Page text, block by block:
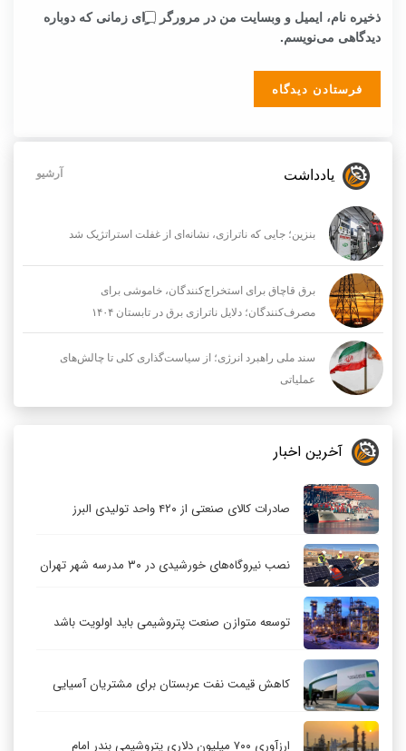
ذخیره نام، ایمیل و وبسایت من در مرورگر برای زمانی که دوباره
دیدگاهی می‌نویسم.
یادداشت آرشیو
بنزین؛ جایی که ناترازی، نشانه‌ای از غفلت استراتژیک شد
برق قاچاق برای استخراج‌کنندگان، خاموشی برای
مصرف‌کنندگان؛ دلایل ناترازی برق در تابستان ۱۴۰۴
سند ملی راهبرد انرژی؛ از سیاست‌گذاری کلی تا چالش‌های
عملیاتی
آخرین اخبار
صادرات کالای صنعتی از ۴۲۰ واحد تولیدی البرز
نصب نیروگاه‌های خورشیدی در ۳۰ مدرسه شهر تهران
توسعه متوازن صنعت پتروشیمی باید اولویت باشد
کاهش قیمت نفت عربستان برای مشتریان آسیایی
ارزآوری ۷۰۰ میلیون دلاری پتروشیمی بندر امام